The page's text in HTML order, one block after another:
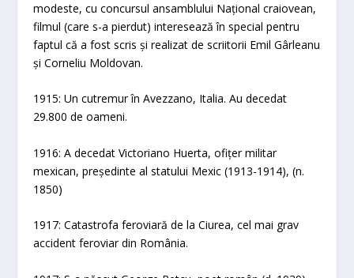
modeste, cu concursul ansamblului Național craiovean,
filmul (care s-a pierdut) interesează în special pentru
faptul că a fost scris și realizat de scriitorii Emil Gârleanu
și Corneliu Moldovan.
1915: Un cutremur în Avezzano, Italia. Au decedat
29.800 de oameni.
1916: A decedat Victoriano Huerta, ofițer militar
mexican, președinte al statului Mexic (1913-1914), (n.
1850)
1917: Catastrofa feroviară de la Ciurea, cel mai grav
accident feroviar din România.